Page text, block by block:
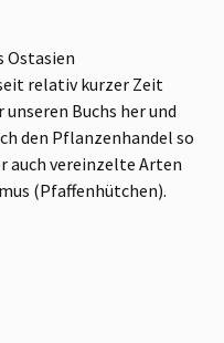
Ostasien
relativ kurzer Zeit
Buchs her und
den Pflanzenhandel so
auch vereinzelte Arten
(Pfaffenhütchen).